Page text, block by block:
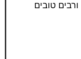
ורבים טובים